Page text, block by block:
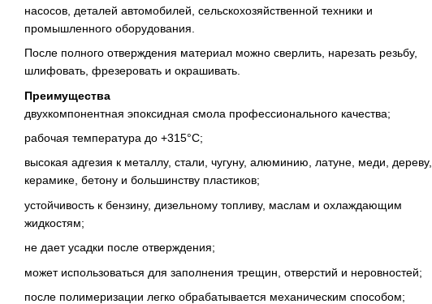
насосов, деталей автомобилей, сельскохозяйственной техники и
промышленного оборудования.
После полного отверждения материал можно сверлить, нарезать резьбу,
шлифовать, фрезеровать и окрашивать.
Преимущества
двухкомпонентная эпоксидная смола профессионального качества;
рабочая температура до +315°C;
высокая адгезия к металлу, стали, чугуну, алюминию, латуне, меди, дереву,
керамике, бетону и большинству пластиков;
устойчивость к бензину, дизельному топливу, маслам и охлаждающим
жидкостям;
не дает усадки после отверждения;
может использоваться для заполнения трещин, отверстий и неровностей;
после полимеризации легко обрабатывается механическим способом;